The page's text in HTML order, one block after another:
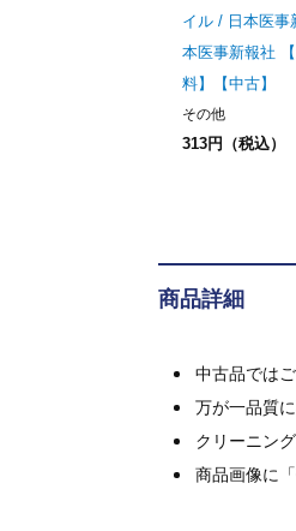
イル / 日本医事
本医事新報社
料】【中古】
その他
313円（税込）
商品詳細
中古品では
万が一品質
クリーニン
商品画像に